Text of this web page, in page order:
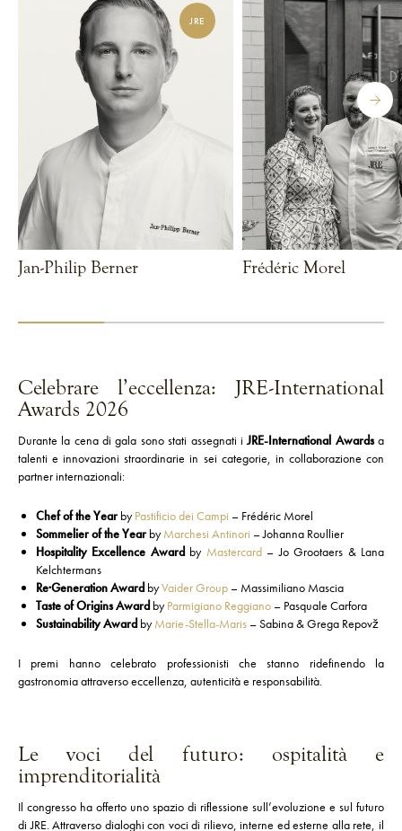
JRE
Jan-Philip Berner Frédéric Morel
Celebrare l’eccellenza: JRE-International
Awards 2026
Durante la cena di gala sono stati assegnati iJRE-International Awardsa
talenti e innovazioni straordinarie in sei categorie, in collaborazione con
partner internazionali:
Chef of the YearbyPastificio dei Campi – Frédéric Morel
Sommelier of the YearbyMarchesi Antinori – Johanna Roullier
Hospitality Excellence Awardby Mastercard– Jo Grootaers & Lana
Kelchtermans
Re·Generation Award byVaider Group – Massimiliano Mascia
Taste of Origins Award byParmigiano Reggiano – Pasquale Carfora
Sustainability Award byMarie-Stella-Maris – Sabina & Grega Repovž
I premi hanno celebrato professionisti che stanno ridefinendo la
gastronomia attraverso eccellenza, autenticità e responsabilità.
Le voci del futuro: ospitalità e
imprenditorialità
Il congresso ha offerto uno spazio di riflessione sull’evoluzione e sul futuro
di JRE. Attraverso dialoghi con voci di rilievo, interne ed esterne alla rete, il